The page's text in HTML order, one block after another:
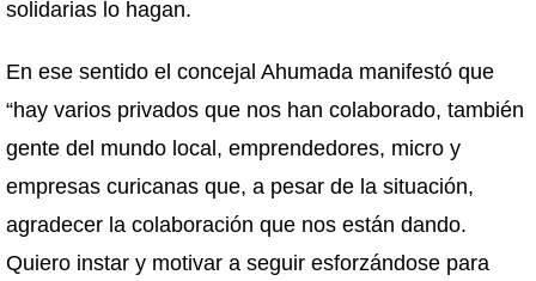
solidarias lo hagan.
En ese sentido el concejal Ahumada manifestó que
“hay varios privados que nos han colaborado, también
gente del mundo local, emprendedores, micro y
empresas curicanas que, a pesar de la situación,
agradecer la colaboración que nos están dando.
Quiero instar y motivar a seguir esforzándose para